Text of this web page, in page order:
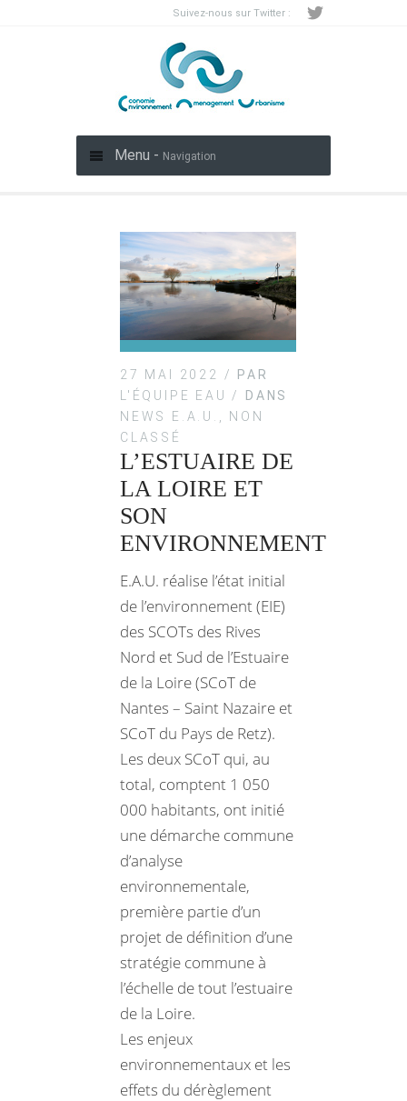
Suivez-nous sur Twitter :
Menu - Navigation
27 MAI 2022 /
PAR
L'ÉQUIPE EAU /
DANS
NEWS E.A.U.
NON
CLASSÉ
L’ESTUAIRE DE
LA LOIRE ET
SON
ENVIRONNEMENT
E.A.U. réalise l’état initial
de l’environnement (EIE)
des SCOTs des Rives
Nord et Sud de l’Estuaire
de la Loire (SCoT de
Nantes – Saint Nazaire et
SCoT du Pays de Retz).
Les deux SCoT qui, au
total, comptent 1 050
000 habitants, ont initié
une démarche commune
d’analyse
environnementale,
première partie d’un
projet de définition d’une
stratégie commune à
l’échelle de tout l’estuaire
de la Loire.
Les enjeux
environnementaux et les
effets du dérèglement